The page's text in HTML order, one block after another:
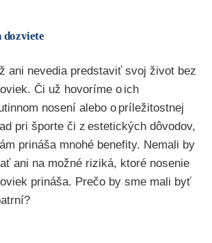
dozviete
ani nevedia predstaviť svoj život bez
Či už hovoríme o ich
nosení alebo o príležitostnej
pri športe či z estetických dôvodov,
prináša mnohé benefity. Nemali by
ani na možné riziká, ktoré nosenie
prináša. Prečo by sme mali byť